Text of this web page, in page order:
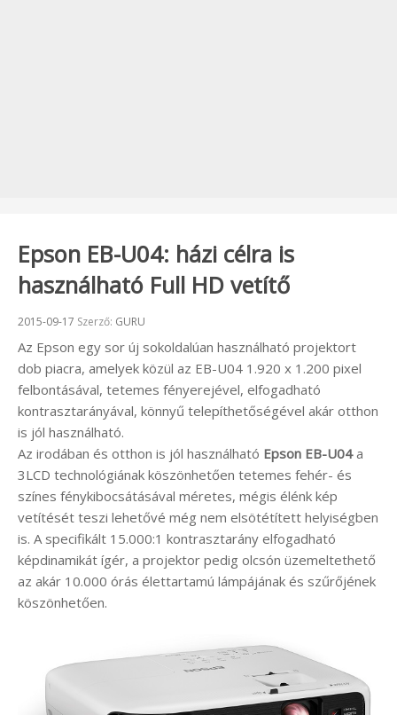
Epson EB-U04: házi célra is
használható Full HD vetítő
Beküldve:
2015-09-17 Szerző: GURU
Az Epson egy sor új sokoldalúan használható projektort
dob piacra, amelyek közül az EB-U04 1.920 x 1.200 pixel
felbontásával, tetemes fényerejével, elfogadható
kontrasztarányával, könnyű telepíthetőségével akár otthon
is jól használható.
Az irodában és otthon is jól használható Epson EB-U04a
3LCD technológiának köszönhetően tetemes fehér- és
színes fénykibocsátásával méretes, mégis élénk kép
vetítését teszi lehetővé még nem elsötétített helyiségben
is. A specifikált 15.000:1 kontrasztarány elfogadható
képdinamikát ígér, a projektor pedig olcsón üzemeltethető
az akár 10.000 órás élettartamú lámpájának és szűrőjének
köszönhetően.